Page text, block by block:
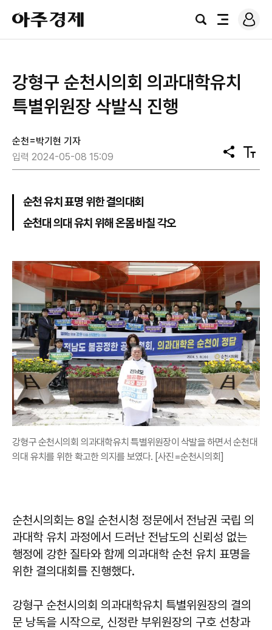
아
주
경
검
전
로
그
강형구 순천시의회 의과대학유치
특별위원장 삭발식 진행
순천=박기현 기자
입력 2024-05-08 15:09
공
유
텍
스
순천 유치 표명 위한 결의대회
순천대 의대 유치 위해 온몸 바칠 각오
강형구 순천시의회 의과대학유치 특별위원장이 삭발을 하면서 순천대
의대 유치를 위한 확고한 의지를 보였다. [사진=순천시의회]
순천시의회는 8일 순천시청 정문에서 전남권 국립 의
과대학 유치 과정에서 드러난 전남도의 신뢰성 없는
행정에 강한 질타와 함께 의과대학 순천 유치 표명을
위한 결의대회를 진행했다.
강형구 순천시의회 의과대학유치 특별위원장의 결의
문 낭독을 시작으로, 신정란 부위원장의 구호 선창과